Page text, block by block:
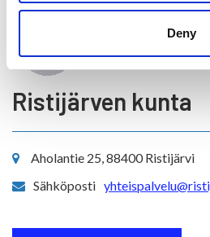
Deny
Ristijärven kunta
Aholantie 25, 88400 Ristijärvi
Sähköposti